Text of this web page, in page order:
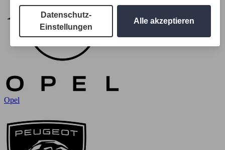
Opel
Datenschutz-
Einstellungen
Alle akzeptieren